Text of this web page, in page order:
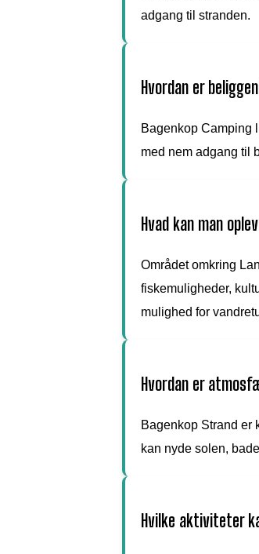
adgang til stranden.
Hvordan er
Bagenkop Camping
med nem adgang til
Hvad kan man
Området omkring
fiskemuligheder,
mulighed for
Hvordan er
Bagenkop Strand er
kan nyde solen,
Hvilke aktiviteter